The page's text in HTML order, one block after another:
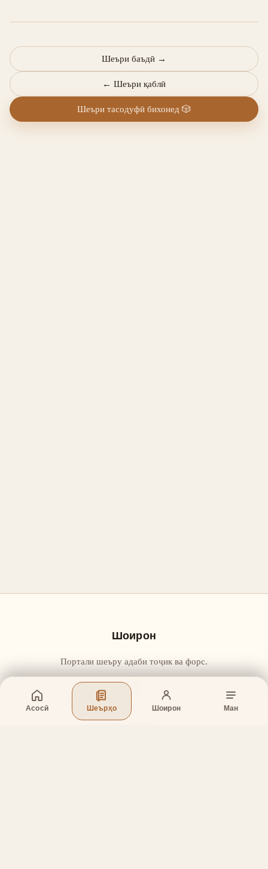
Асосӣ Шеърҳо Шоирон Ман
← Шеъри қаблӣ
Шеъри баъдӣ →
Шеъри тасодуфӣ бихонед 🎲
Шоирон
Портали шеъру адаби тоҷик ва форс.